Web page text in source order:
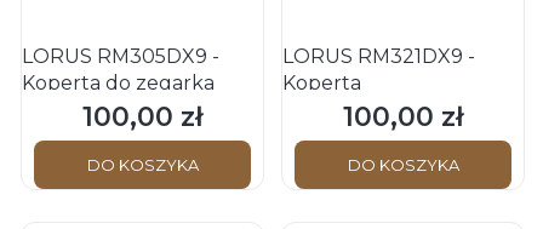
LORUS RM305DX9 -
Koperta do zegarka
Cena
100,00 zł
DO KOSZYKA
LORUS RM321DX9 -
Koperta
Cena
100,00 zł
DO KOSZYKA